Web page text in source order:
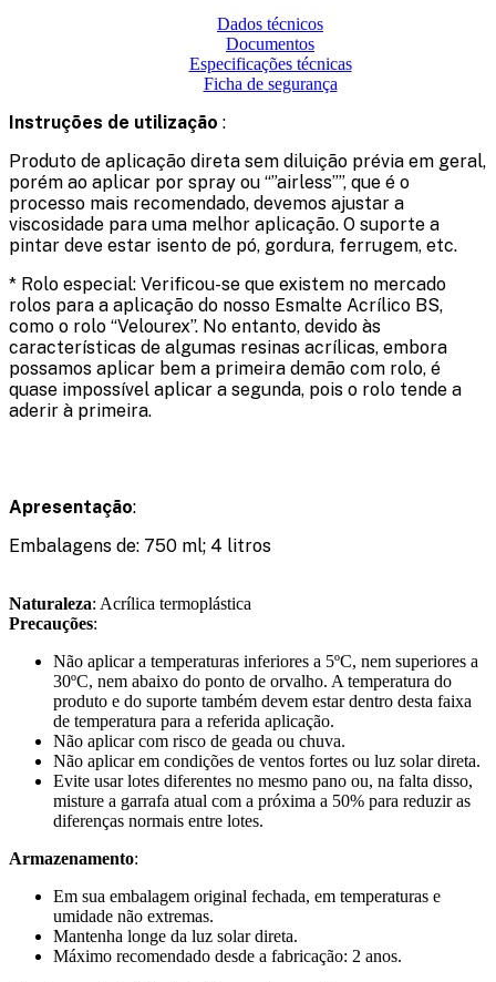
Dados técnicos
Documentos
Especificações técnicas
Ficha de segurança
Instruções de utilização :
Produto de aplicação direta sem diluição prévia em geral,
porém ao aplicar por spray ou “”airless””, que é o
processo mais recomendado, devemos ajustar a
viscosidade para uma melhor aplicação. O suporte a
pintar deve estar isento de pó, gordura, ferrugem, etc.
* Rolo especial: Verificou-se que existem no mercado
rolos para a aplicação do nosso Esmalte Acrílico BS,
como o rolo “Velourex”. No entanto, devido às
características de algumas resinas acrílicas, embora
possamos aplicar bem a primeira demão com rolo, é
quase impossível aplicar a segunda, pois o rolo tende a
aderir à primeira.
Apresentação:
Embalagens de: 750 ml; 4 litros
Naturaleza: Acrílica termoplástica
Precauções:
Não aplicar a temperaturas inferiores a 5ºC, nem superiores a
30ºC, nem abaixo do ponto de orvalho. A temperatura do
produto e do suporte também devem estar dentro desta faixa
de temperatura para a referida aplicação.
Não aplicar com risco de geada ou chuva.
Não aplicar em condições de ventos fortes ou luz solar direta.
Evite usar lotes diferentes no mesmo pano ou, na falta disso,
misture a garrafa atual com a próxima a 50% para reduzir as
diferenças normais entre lotes.
Armazenamento:
Em sua embalagem original fechada, em temperaturas e
umidade não extremas.
Mantenha longe da luz solar direta.
Máximo recomendado desde a fabricação: 2 anos.